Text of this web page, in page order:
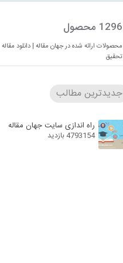
1296 محصول
محصولات ارائه شده در جهان مقاله | دانلود مقاله
تحقیق
جدیدترین مطالب
راه اندازی سایت جهان مقاله
4793154 بازدید